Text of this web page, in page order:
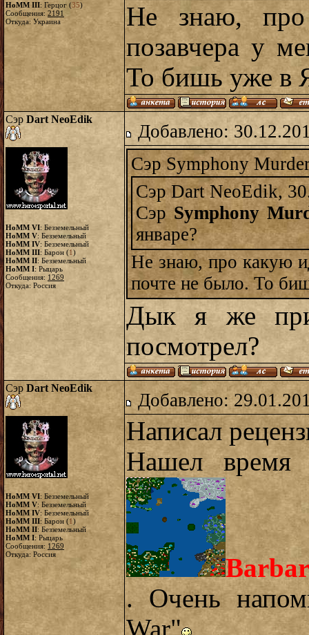
HoMM III: Герцог (35)
Сообщения: 2191
Откуда: Украина
Не знаю,
позавчера у
То бишь уже в
Сэр Dart NeoEdik
HoMM VI: Безземельный
HoMM V: Безземельный
HoMM IV: Безземельный
HoMM III: Барон (1)
HoMM II: Безземельный
HoMM I: Рыцарь
Сообщения: 1269
Откуда: Россия
Добавлено:
Сэр Symphony
Сэр Dart NeoEdik,
СэрSymphony
январе?
Не знаю, про какую
почте не было. То
Дык я же
посмотрел?
Сэр Dart NeoEdik
HoMM VI: Безземельный
HoMM V: Безземельный
HoMM IV: Безземельный
HoMM III: Барон (1)
HoMM II: Безземельный
HoMM I: Рыцарь
Сообщения: 1269
Откуда: Россия
Добавлено:
Написал
Нашел время
. Очень
War"